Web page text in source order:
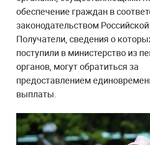
обеспечение граждан в
законодательством
Получатели, сведения о
поступили в министерство из
органов, могут обратиться за
предоставлением
выплаты.